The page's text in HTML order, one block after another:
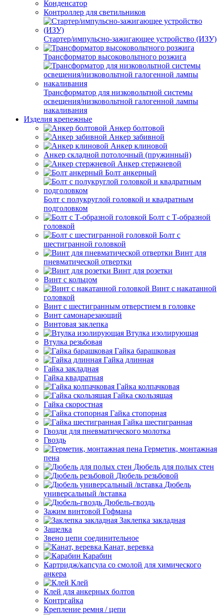
Конденсатор
Контроллер для светильников
Стартер/импульсно-зажигающее устройство (ИЗУ)
Трансформатор высоковольтного розжига
Трансформатор для низковольтной системы
освещения/низковольтной галогенной лампы
накаливания
Изделия крепежные
Анкер болтовой
Анкер забивной
Анкер клиновой
Анкер складной потолочный (пружинный)
Анкер стержневой
Болт анкерный
Болт с полукруглой головкой и квадратным
подголовком
Болт с Т-образной
головкой
Болт с
шестигранной головкой
Винт для
пневматической отвертки
Винт для розетки
Винт с кольцом
Винт с накатанной
головкой
Винт с шестигранным отверстием в головке
Винт самонарезающий
Винтовая заклепка
Втулка изолирующая
Втулка резьбовая
Гайка барашковая
Гайка длинная
Гайка закладная
Гайка квадратная
Гайка колпачковая
Гайка скользящая
Гайка скоростная
Гайка стопорная
Гайка шестигранная
Гвозди для пневматического молотка
Гвоздь
Герметик, монтажная
пена
Дюбель для полых стен
Дюбель резьбовой
Дюбель
универсальный /вставка
Дюбель-гвоздь
Зажим винтовой Гофмана
Заклепка закладная
Защелка
Звено цепи соединительное
Канат, веревка
Карабин
Картридж/капсула со смолой для химического
анкера
Клей
Клей для анкерных болтов
Контргайка
Крепление ремня / цепи